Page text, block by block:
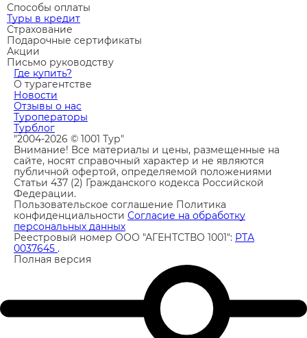
Способы оплаты
Туры в кредит
Страхование
Подарочные сертификаты
Акции
Письмо руководству
Где купить?
О турагентстве
Новости
Отзывы о нас
Туроператоры
Турблог
"2004-2026 © 1001 Тур"
Внимание! Все материалы и цены, размещенные на
сайте, носят справочный характер и не являются
публичной офертой, определяемой положениями
Статьи 437 (2) Гражданского кодекса Российской
Федерации.
Пользовательское соглашение Политика
конфиденциальности Согласие на обработку
персональных данных
Реестровый номер ООО "АГЕНТСТВО 1001": РТА
0037645 .
Полная версия